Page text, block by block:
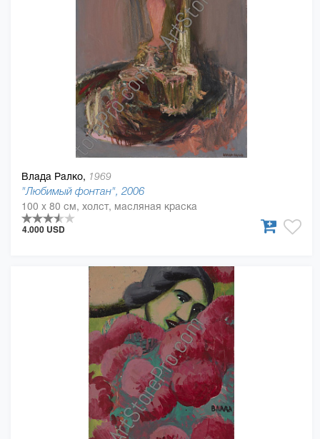
Влада Ралко, 1969
"Любимый фонтан", 2006
100 x 80 см, холст, масляная краска
4.000 USD